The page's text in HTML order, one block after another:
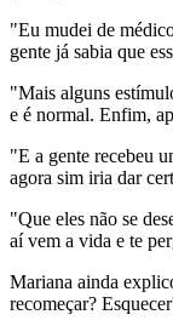
"Eu mudei de
gente já sabia que
"Mais alguns
e é normal. Enfim,
"E a gente recebeu
agora sim iria dar
"Que eles não se
aí vem a vida e te
Mariana ainda
recomeçar?